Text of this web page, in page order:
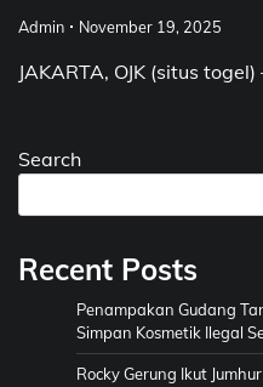
Admin November 19, 2025
JAKARTA, OJK (situs
Search
Recent Posts
Penampakan Gudang
Simpan Kosmetik Ilegal
Rocky Gerung Ikut